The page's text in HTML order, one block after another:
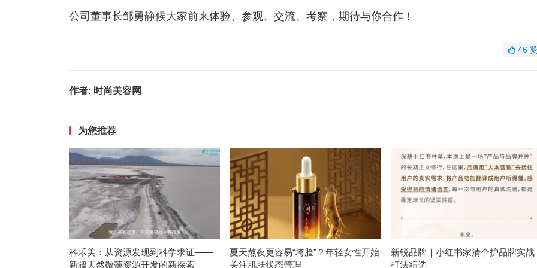
公司董事长邹勇静候大家前来体验、参观、交流、考察，期待与你合作！
46
作者: 时尚美容网
为您推荐
科乐美：从资源发现到科学求证——
新疆天然微藻资源开发的新探索
夏天熬夜更容易“垮脸”？年轻女性开始
关注肌肤状态管理
新锐品牌｜小红书家清个护品牌实战
打法精选